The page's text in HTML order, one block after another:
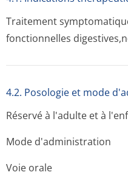
Traitement
fonctionnelles
4.2. Posologie et mode
Réservé à l'adulte et à
Mode d'administration
Voie orale